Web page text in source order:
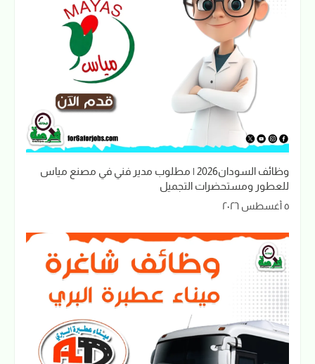
وظائف السودان2026 | مطلوب مدير فني في مصنع مياس
للعطور ومستحضرات التجميل
٥ أغسطس ٢٠٢٦